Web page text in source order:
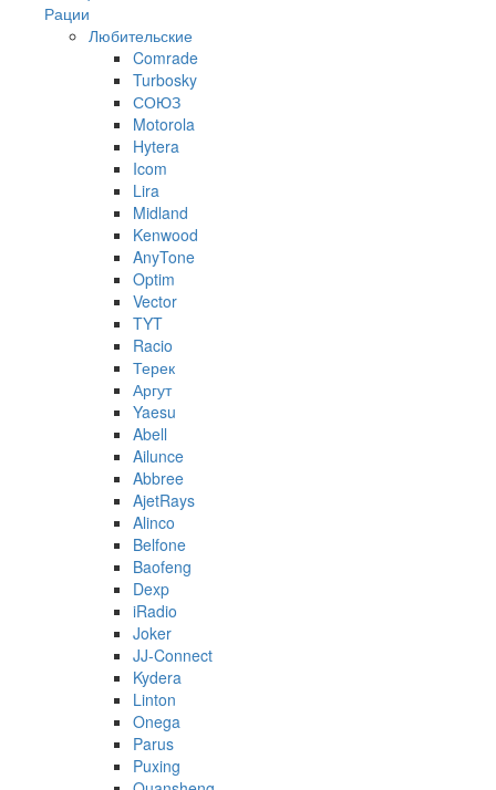
Рации
Любительские
Comrade
Turbosky
СОЮЗ
Motorola
Hytera
Icom
Lira
Midland
Kenwood
AnyTone
Optim
Vector
TYT
Racio
Терек
Аргут
Yaesu
Abell
Ailunce
Abbree
AjetRays
Alinco
Belfone
Baofeng
Dexp
iRadio
Joker
JJ-Connect
Kydera
Linton
Onega
Parus
Puxing